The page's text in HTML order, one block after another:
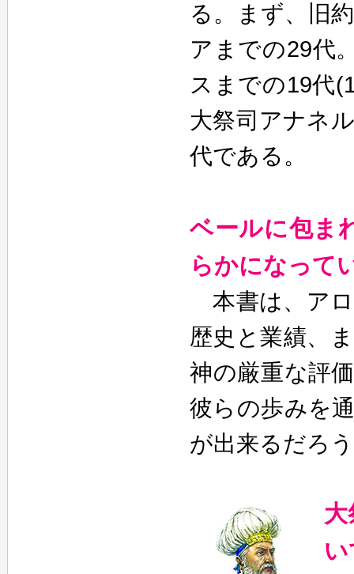
る。まず、旧
アまでの29代
スまでの19代
大祭司アナネ
代である。
ベールに包ま
らかになって
本書は、ア
歴史と業績、
神の厳重な評
彼らの歩みを
が出来るだろ